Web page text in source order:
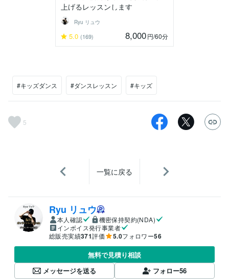
上げるレッスンします
Ryu リュウ
5.0 (169) 8,000円/60分
#キッズダンス #ダンスレッスン #キッズ
5
一覧に戻る
Ryu リュウ
本人確認
機密保持契約(NDA)
インボイス発行事業者
総販売実績371評価 5.0フォロワー56
無料で見積り相談
メッセージを送る
フォロー56